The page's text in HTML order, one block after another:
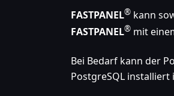
FASTPANEL® kann
FASTPANEL® mit
Bei Bedarf kann der
PostgreSQL